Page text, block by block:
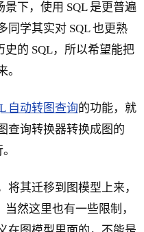
下，使用 SQL 是更普遍
同学其实对 SQL 也更熟
的 SQL，所以希望能把
。
自动转图查询的功能，就
查询转换器转换成图的
将其迁移到图模型上来，
然这里也有一些限制，